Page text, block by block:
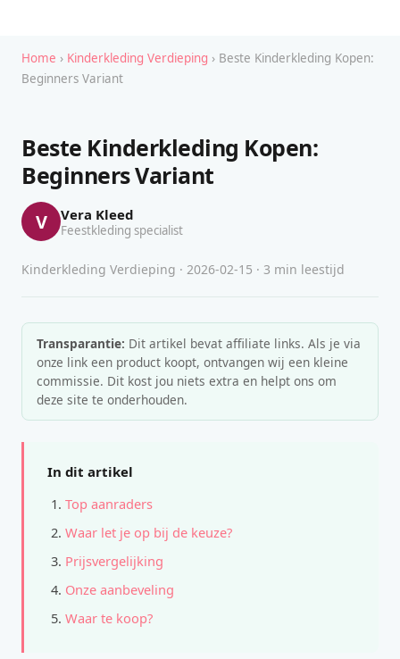
Home › Kinderkleding Verdieping › Beste Kinderkleding Kopen:
Beginners Variant
Beste Kinderkleding Kopen:
Beginners Variant
V Vera Kleed
Feestkleding specialist
Kinderkleding Verdieping · 2026-02-15 · 3 min leestijd
Transparantie: Dit artikel bevat affiliate links. Als je via
onze link een product koopt, ontvangen wij een kleine
commissie. Dit kost jou niets extra en helpt ons om
deze site te onderhouden.
In dit artikel
Top aanraders
Waar let je op bij de keuze?
Prijsvergelijking
Onze aanbeveling
Waar te koop?